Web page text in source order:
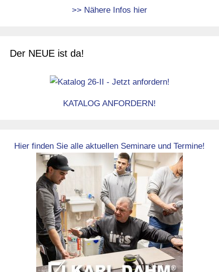
>> Nähere Infos hier
Der NEUE ist da!
KATALOG ANFORDERN!
Hier finden Sie alle aktuellen Seminare und Termine!